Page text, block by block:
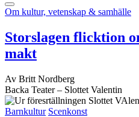
Om kultur, vetenskap & samhälle
Storslagen flicktion
makt
Av Britt Nordberg
Backa Teater – Slottet Valentin
Barnkultur Scenkonst